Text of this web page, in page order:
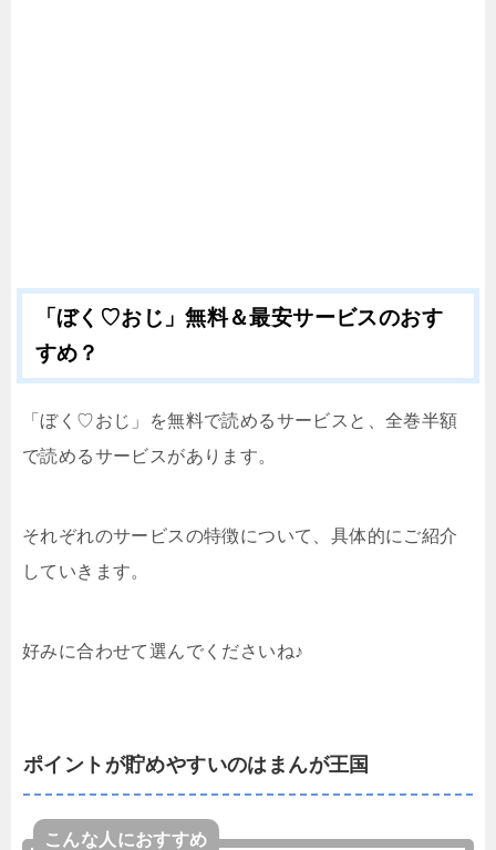
「ぼく♡おじ」無料＆最安サービスのおす
すめ？
「ぼく♡おじ」を無料で読めるサービスと、全巻半額
で読めるサービスがあります。
それぞれのサービスの特徴について、具体的にご紹介
していきます。
好みに合わせて選んでくださいね♪
ポイントが貯めやすいのはまんが王国
こんな人におすすめ